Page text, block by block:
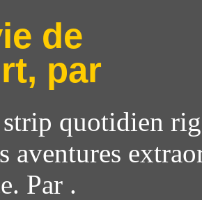
quotidien
aventures
Par .